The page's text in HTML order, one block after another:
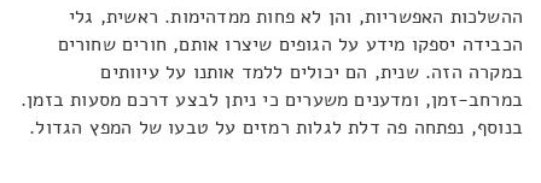
ההשלכות האפשריות, והן לא פחות ממדהימות. ראשית, גלי
הכבידה יספקו מידע על הגופים שיצרו אותם, חורים שחורים
במקרה הזה. שנית, הם יכולים ללמד אותנו על עיוותים
במרחב-זמן, ומדענים משערים כי ניתן לבצע דרכם מסעות בזמן.
בנוסף, נפתחה פה דלת לגלות רמזים על טבעו של המפץ הגדול.